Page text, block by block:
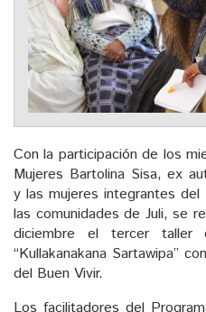
Con la participación de los
Mujeres Bartolina Sisa, ex
y las mujeres integrantes
las comunidades de Juli, se
diciembre el tercer taller
“Kullakanakana Sartawipa”
del Buen Vivir.